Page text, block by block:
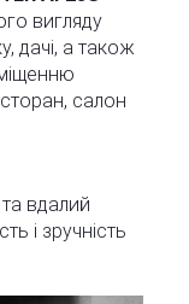
вигляду
дачі, а також
салон
вдалий
і зручність